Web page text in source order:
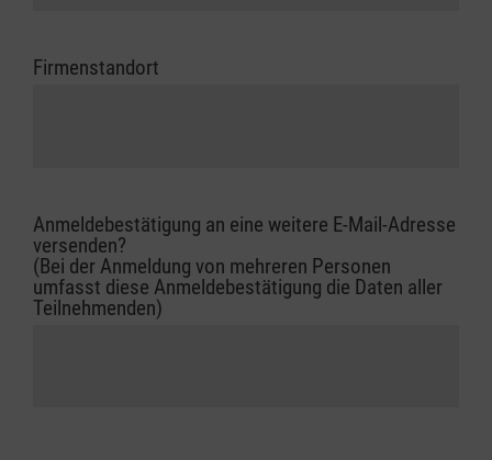
Firmenstandort
Anmeldebestätigung an eine weitere E-Mail-Adresse
versenden?
(Bei der Anmeldung von mehreren Personen
umfasst diese Anmeldebestätigung die Daten aller
Teilnehmenden)